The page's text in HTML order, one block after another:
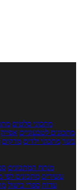
מתכוני סלטים
מתכונים לטבעוניים אפייה
בשר מתכוני ילדים מרקים
מנתח המתכונים
עשירים מתכונים לפי
עדות ספרי בישול